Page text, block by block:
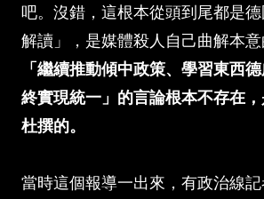
吧。沒錯，這根本從頭到尾都是
解讀」，是媒體殺人自己曲解本
「繼續推動傾中政策、學習東西
終實現統一」的言論根本不存在，
杜撰的。
當時這個報導一出來，有政治線